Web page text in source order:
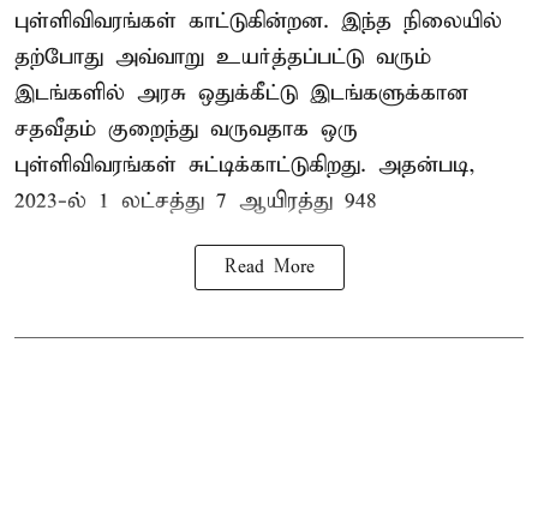
புள்ளிவிவரங்கள் காட்டுகின்றன. இந்த நிலையில்
தற்போது அவ்வாறு உயர்த்தப்பட்டு வரும்
இடங்களில் அரசு ஒதுக்கீட்டு இடங்களுக்கான
சதவீதம் குறைந்து வருவதாக ஒரு
புள்ளிவிவரங்கள் சுட்டிக்காட்டுகிறது. அதன்படி,
2023-ல் 1 லட்சத்து 7 ஆயிரத்து 948
Read More